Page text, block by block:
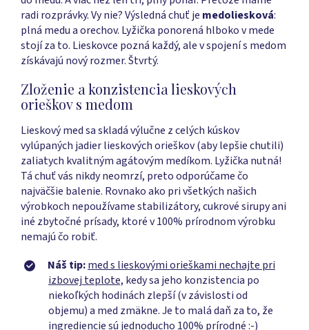
radi rozprávky. Vy nie? Výsledná chuť je medoliesková:
plná medu a orechov. Lyžička ponorená hlboko v mede
stojí za to. Lieskovce pozná každý, ale v spojení s medom
získávajú nový rozmer. Štvrtý.
Zloženie a konzistencia lieskových
orieškov s medom
Lieskový med sa skladá výlučne z celých kúskov
vylúpaných jadier lieskových orieškov (aby lepšie chutili)
zaliatych kvalitným agátovým medíkom. Lyžička nutná!
Tá chuť vás nikdy neomrzí, preto odporúčame čo
najväčšie balenie. Rovnako ako pri všetkých našich
výrobkoch nepoužívame stabilizátory, cukrové sirupy ani
iné zbytočné prísady, ktoré v 100% prírodnom výrobku
nemajú čo robiť.
Náš tip:med s lieskovými orieškami nechajte pri
izbovej teplote, kedy sa jeho konzistencia po
niekoľkých hodinách zlepší (v závislosti od
objemu) a med zmäkne. Je to malá daň za to, že
ingrediencie sú jednoducho 100% prírodné :-)